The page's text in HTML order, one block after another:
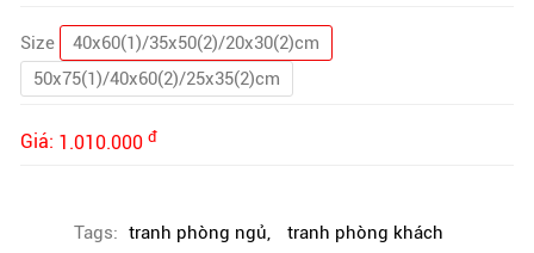
Size
40x60(1)/35x50(2)/20x30(2)cm
50x75(1)/40x60(2)/25x35(2)cm
Giá: 1.010.000 đ
Tags: tranh phòng ngủ, tranh phòng khách